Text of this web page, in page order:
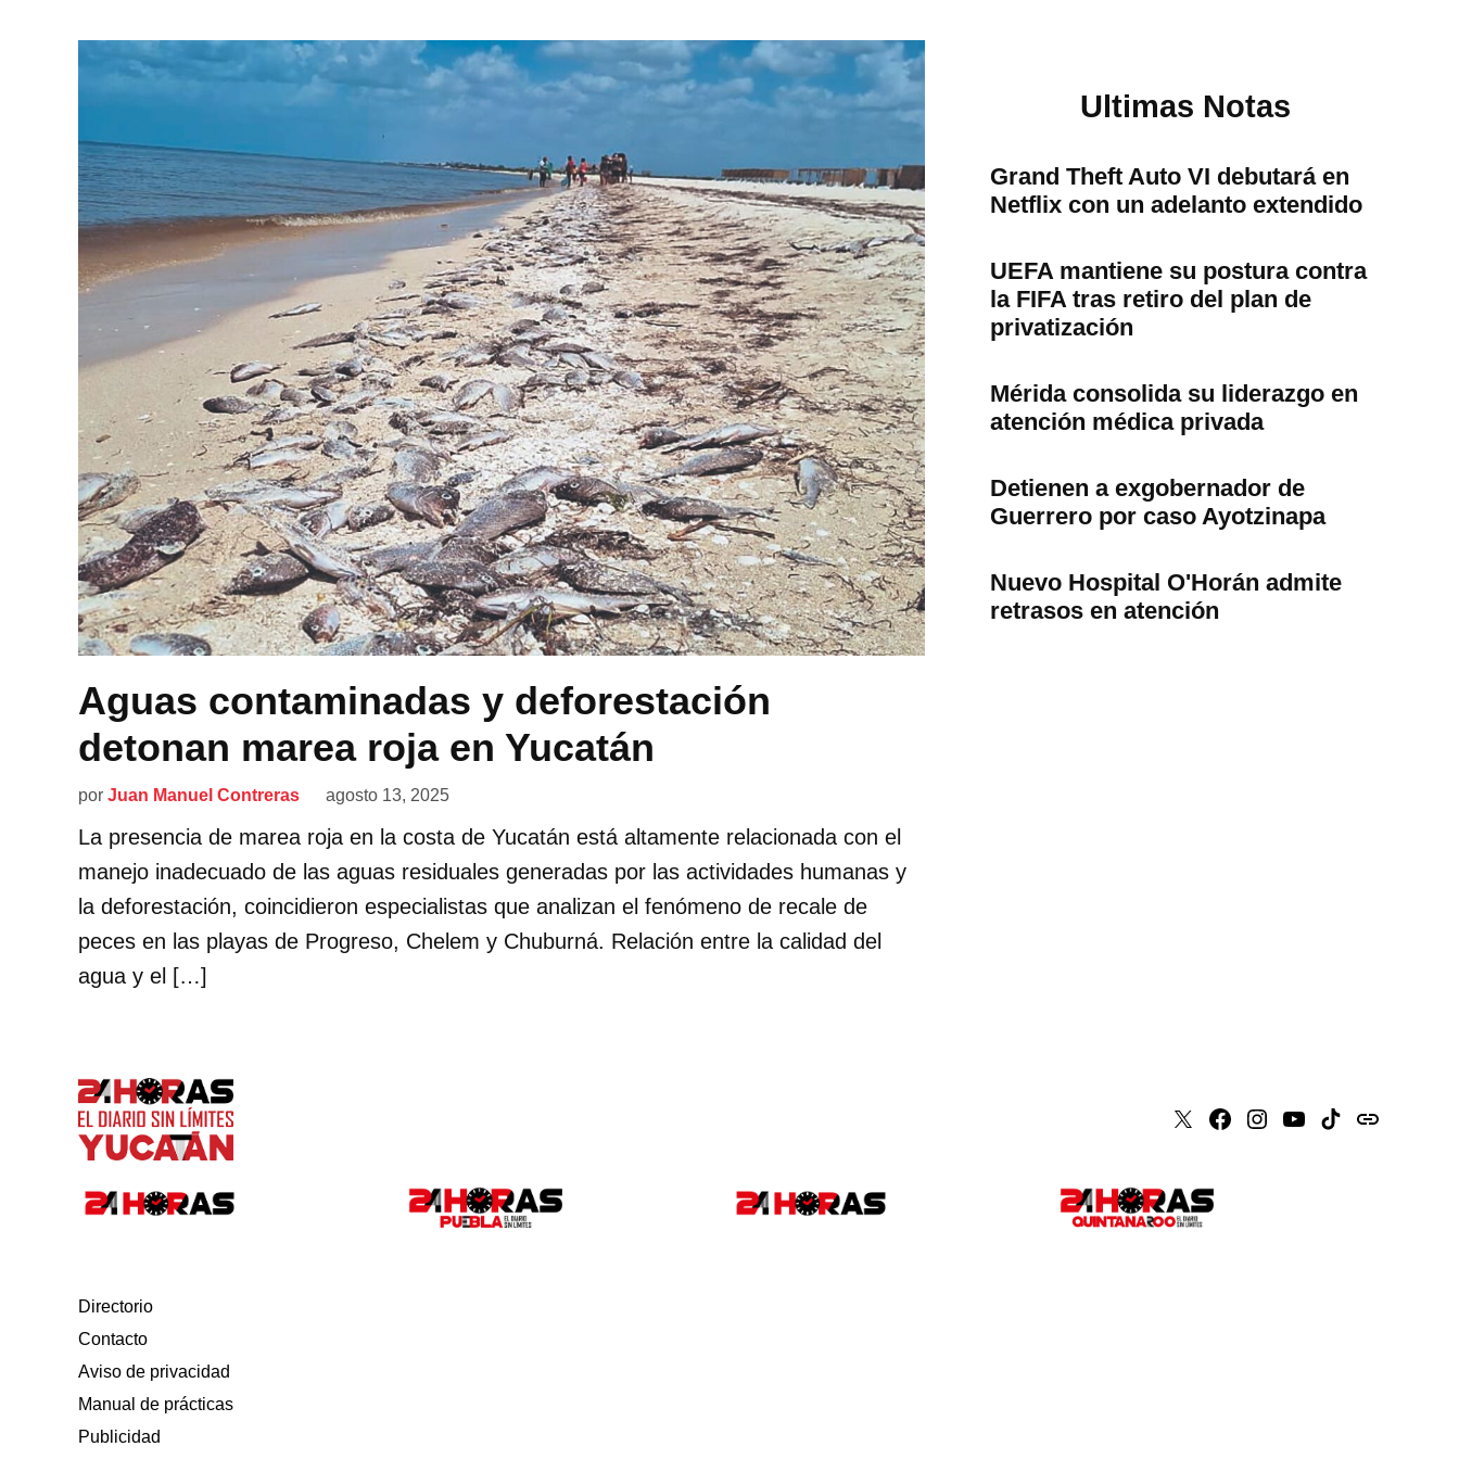
Aguas contaminadas y deforestación
detonan marea roja en Yucatán
por Juan Manuel Contreras agosto 13, 2025
La presencia de marea roja en la costa de Yucatán está altamente relacionada con el
manejo inadecuado de las aguas residuales generadas por las actividades humanas y
la deforestación, coincidieron especialistas que analizan el fenómeno de recale de
peces en las playas de Progreso, Chelem y Chuburná. Relación entre la calidad del
agua y el […]
Ultimas Notas
Grand Theft Auto VI debutará en
Netflix con un adelanto extendido
UEFA mantiene su postura contra
la FIFA tras retiro del plan de
privatización
Mérida consolida su liderazgo en
atención médica privada
Detienen a exgobernador de
Guerrero por caso Ayotzinapa
Nuevo Hospital O'Horán admite
retrasos en atención
X Faceboook
Instagram
Youtube
Tiktokissuu
Directorio
Contacto
Aviso de privacidad
Manual de prácticas
Publicidad